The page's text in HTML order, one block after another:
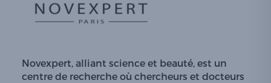
Novexpert, alliant science et beauté, est un
centre de recherche où chercheurs et docteurs